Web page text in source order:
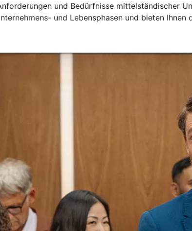
und Bedürfnisse mittelständischer
und Lebensphasen und bieten